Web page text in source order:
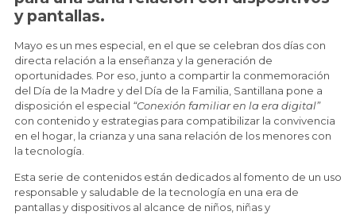
y pantallas.
Mayo es un mes especial, en el que se celebran dos días con
directa relación a la enseñanza y la generación de
oportunidades. Por eso, junto a compartir la conmemoración
del Día de la Madre y del Día de la Familia, Santillana pone a
disposición el especial “Conexión familiar en la era digital”
con contenido y estrategias para compatibilizar la convivencia
en el hogar, la crianza y una sana relación de los menores con
la tecnología.
Esta serie de contenidos están dedicados al fomento de un uso
responsable y saludable de la tecnología en una era de
pantallas y dispositivos al alcance de niños, niñas y